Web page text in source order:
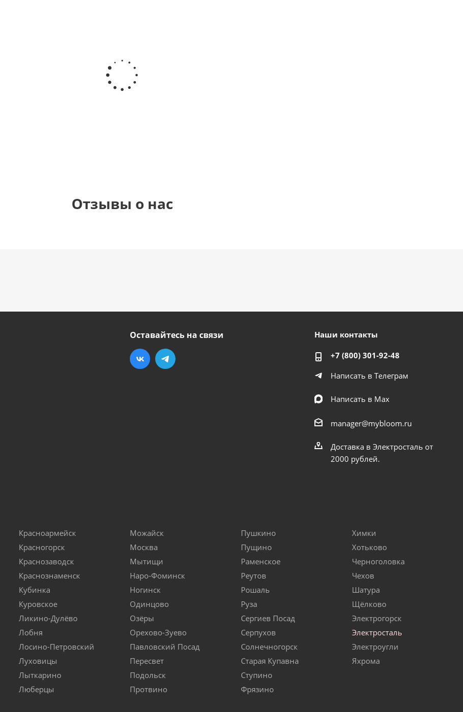
гелиевый
цифра 1
(40х102
Отзывы о нас
Оставайтесь на связи Наши контакты
+7 (800) 301-92-48
Написать в Телеграм
Написать в Мах
manager@mybloom.ru
Доставка в Электросталь от
2000 рублей.
Красноармейск
Красногорск
Краснозаводск
Краснознаменск
Кубинка
Куровское
Ликино-Дулёво
Лобня
Лосино-Петровский
Луховицы
Лыткарино
Люберцы
Можайск
Москва
Мытищи
Наро-Фоминск
Ногинск
Одинцово
Озёры
Орехово-Зуево
Павловский Посад
Пересвет
Подольск
Протвино
Пушкино
Пущино
Раменское
Реутов
Рошаль
Руза
Сергиев Посад
Серпухов
Солнечногорск
Старая Купавна
Ступино
Фрязино
Химки
Хотьково
Черноголовка
Чехов
Шатура
Щёлково
Электрогорск
Электросталь
Электроугли
Яхрома